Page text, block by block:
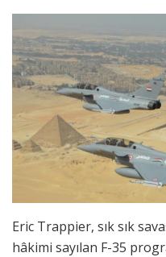
Eric Trappier, sık sık
hâkimi sayılan F-35